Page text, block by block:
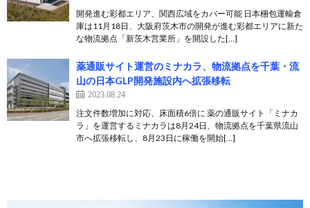
開発進む彩都エリア、関西広域をカバー可能 日本梱包運輸倉
庫は11月18日、大阪府茨木市の開発が進む彩都エリアに新た
な物流拠点「新茨木営業所」を開設した[…]
薬通販サイト運営のミナカラ、物流拠点を千葉・流
山の日本GLP開発施設内へ拡張移転
2023.08.24
注文件数増加に対応、床面積6倍に 薬の通販サイト「ミナカ
ラ」を運営するミナカラは8月24日、物流拠点を千葉県流山
市へ拡張移転し、8月23日に稼働を開始[…]